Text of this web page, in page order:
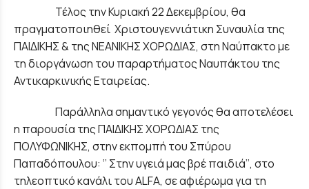
Τέλος την Κυριακή 22 Δεκεμβρίου, θα
πραγματοποιηθεί Χριστουγεννιάτικη Συναυλία της
ΠΑΙΔΙΚΗΣ & της ΝΕΑΝΙΚΗΣ ΧΟΡΩΔΙΑΣ, στη Ναύπακτο με
τη διοργάνωση του παραρτήματος Ναυπάκτου της
Αντικαρκινικής Εταιρείας.
Παράλληλα σημαντικό γεγονός θα αποτελέσει
η παρουσία της ΠΑΙΔΙΚΗΣ ΧΟΡΩΔΙΑΣ της
ΠΟΛΥΦΩΝΙΚΗΣ, στην εκπομπή του Σπύρου
Παπαδόπουλου: ‘’ Στην υγειά μας βρέ παιδιά’’, στο
τηλεοπτικό κανάλι του ALFA, σε αφιέρωμα για τη